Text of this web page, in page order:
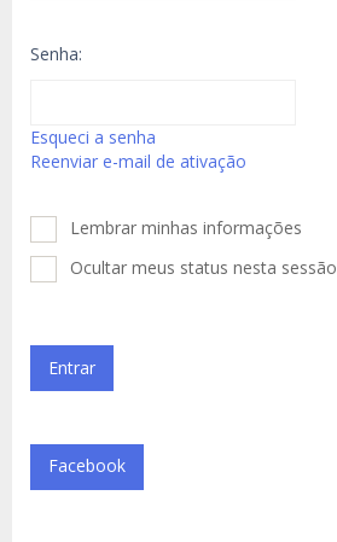
Senha:
Esqueci a senha
Reenviar e-mail de ativação
Lembrar minhas informações
Ocultar meus status nesta sessão
Facebook